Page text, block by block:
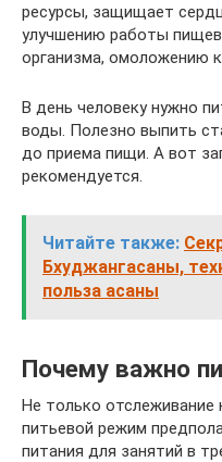
ресурсы, защищает
улучшению работы
организма, омоложению
В день человеку нужно
воды. Полезно выпить
до приема пищи. А вот
рекомендуется.
Читайте также:
Бхуджангасаны,
польза асаны
Почему важно
Не только отслеживание
питьевой режим
питания для занятий в